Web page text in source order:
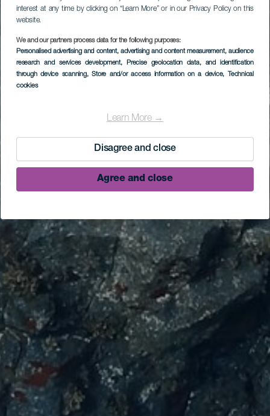
interest at any time by clicking on “Learn More” or in our Privacy Policy on this
website.
We and our partners process data for the following purposes:
Personalised advertising and content, advertising and content measurement, audience
research and services development, Precise geolocation data, and identification
through device scanning, Store and/or access information on a device, Technical
cookies
Learn More →
Disagree and close
Agree and close